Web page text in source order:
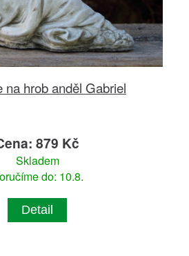
na hrob anděl Gabriel
879 Kč
Skladem
do: 10.8.
Detail